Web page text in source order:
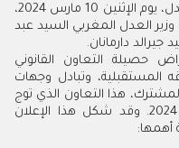
القانوني والقضائي، احتضن مقر وزارة العدل، يوم الإثنين 10 مارس 2024،
العدل المغربي السيد عبد
دارمانان.
حصيلة التعاون القانوني
المستقبلية، وتبادل وجهات
هذا التعاون الذي توج
بخطة العمل الموقعة بتاريخ 31 ماي 2024. وقد شكل هذا الإعلان
أهمها: